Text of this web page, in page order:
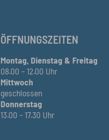
ÖFFNUNGSZEITEN
Montag, Dienstag & Freitag
08.00 – 12.00 Uhr
Mittwoch
geschlossen
Donnerstag
13.00 – 17.30 Uhr